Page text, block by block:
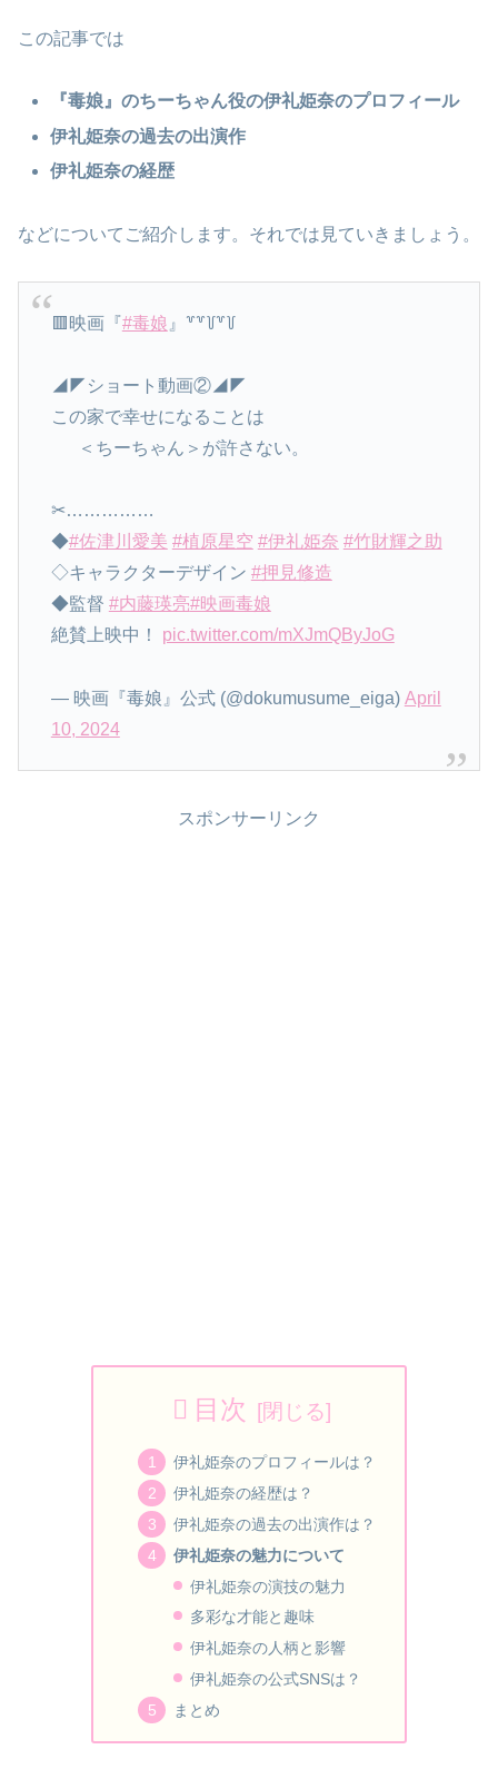
この記事では
『毒娘』のちーちゃん役の伊礼姫奈のプロフィール
伊礼姫奈の過去の出演作
伊礼姫奈の経歴
などについてご紹介します。それでは見ていきましょう。
🟥映画『#毒娘 』꒷꒷꒦꒷꒦
◢◤ショート動画②◢◤
この家で幸せになることは
⠀⠀＜ちーちゃん＞が許さない。
✂……………
◆#佐津川愛美 #植原星空 #伊礼姫奈 #竹財輝之助
◇キャラクターデザイン #押見修造
◆監督 #内藤瑛亮#映画毒娘
絶賛上映中！ pic.twitter.com/mXJmQByJoG
— 映画『毒娘』公式 (@dokumusume_eiga) April
10, 2024
スポンサーリンク
目次
伊礼姫奈のプロフィールは？
伊礼姫奈の経歴は？
伊礼姫奈の過去の出演作は？
伊礼姫奈の魅力について
伊礼姫奈の演技の魅力
多彩な才能と趣味
伊礼姫奈の人柄と影響
伊礼姫奈の公式SNSは？
まとめ